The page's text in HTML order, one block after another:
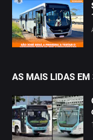
AS MAIS LIDAS